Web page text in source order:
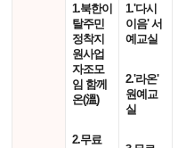
1.북한이
탈주민
정착지
원사업
자조모
임 함께
온(溫)
2.무료
1.'다시
이음' 서
예교실
2.'라온'
원예교
실